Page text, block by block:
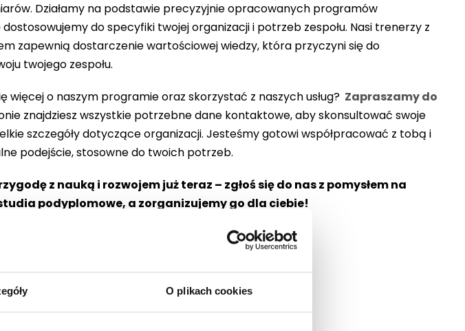
O plikach cookies
Działamy na podstawie precyzyjnie opracowanych programów
do specyfiki twojej organizacji i potrzeb zespołu. Nasi trenerzy z
zapewnią dostarczenie wartościowej wiedzy, która przyczyni się do
twojego zespołu.
więcej o naszym programie oraz skorzystać z naszych usług? Zapraszamy do
znajdziesz wszystkie potrzebne dane kontaktowe, aby skonsultować swoje
szczegóły dotyczące organizacji. Jesteśmy gotowi współpracować z tobą i
podejście, stosowne do twoich potrzeb.
z nauką i rozwojem już teraz – zgłoś się do nas z pomysłem na
podyplomowe, a zorganizujemy go dla ciebie!
i kursów w WSPA